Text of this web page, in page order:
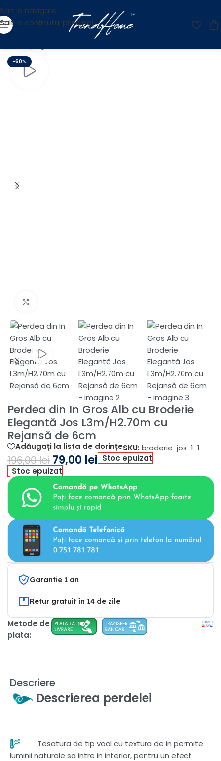
Salt la navigare
Salt la conținutul principal
-60%
Perdea din In Gros Alb cu Broderie
Elegantă Jos L3m/H2.70m cu
Rejansă de 6cm
Adăugați la lista de dorințeSKU: broderie-jos-1-1
196,00lei 79,00 lei Stoc epuizat
Stoc epuizat
Garantie 1 an
Retur gratuit în 14 de zile
Metode de
plata:
Descriere
Descrierea perdelei
Tesatura de tip voal cu textura de in permite
luminii naturale sa intre in interior, pentru un efect